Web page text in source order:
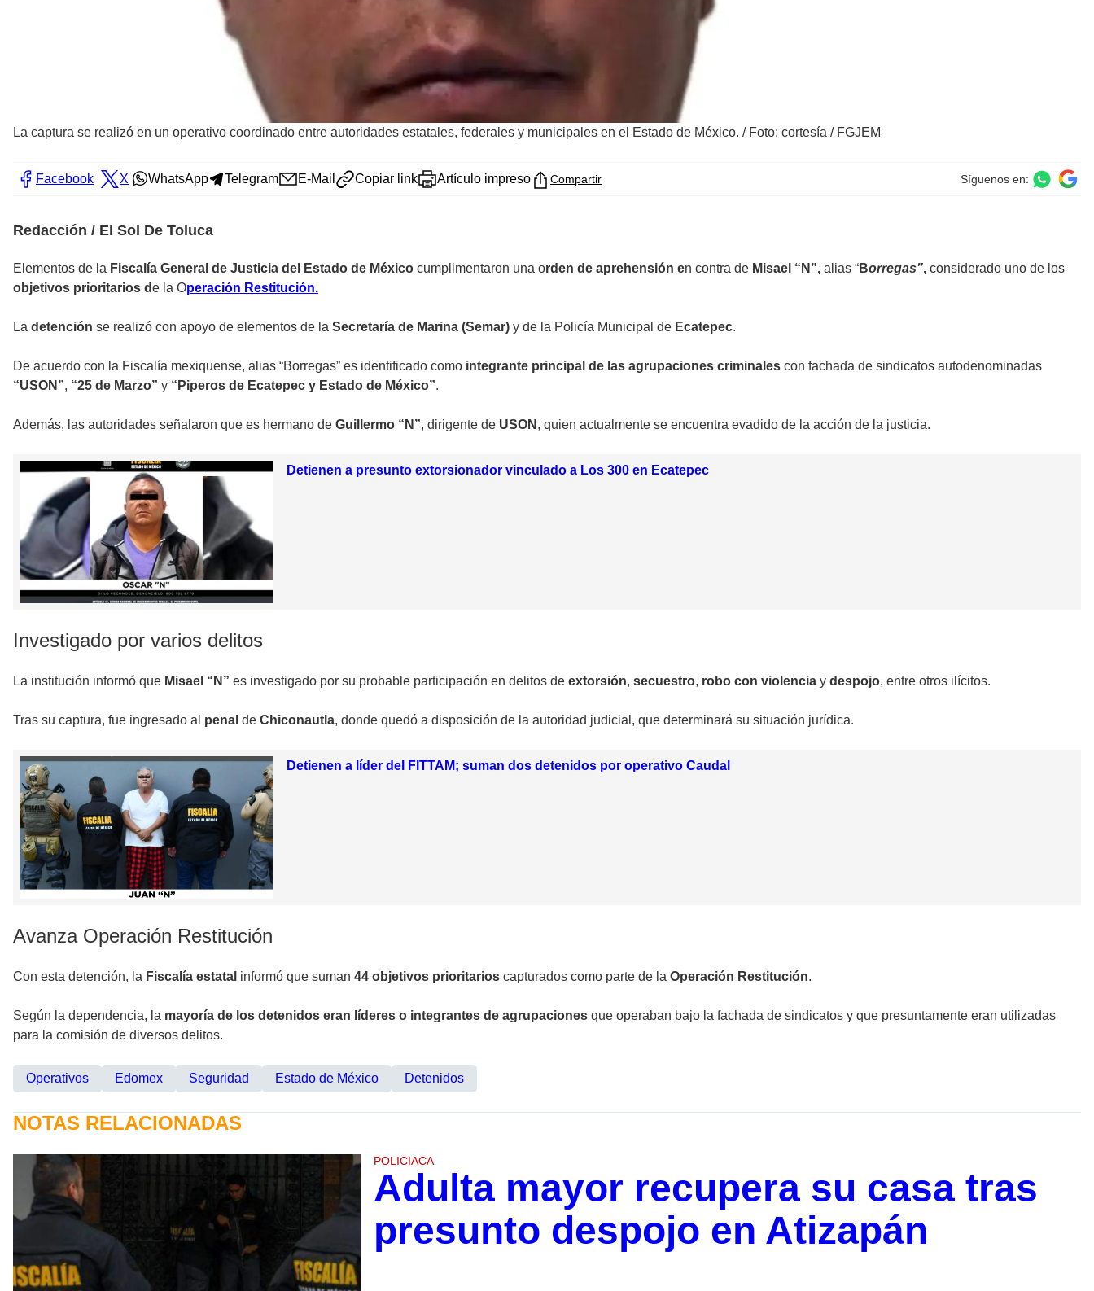
La captura se realizó en un operativo coordinado entre autoridades estatales, federales y municipales en el Estado de México. / Foto: cortesía / FGJEM
Facebook X WhatsApp Telegram E-Mail Copiar link Artículo impreso Compartir Síguenos en:
Redacción / El Sol De Toluca
Elementos de la Fiscalía General de Justicia del Estado de México cumplimentaron una orden de aprehensión en contra de Misael “N”, alias “Borregas”, considerado uno de los
objetivos prioritarios de la Operación Restitución.
La detención se realizó con apoyo de elementos de la Secretaría de Marina (Semar) y de la Policía Municipal de Ecatepec.
De acuerdo con la Fiscalía mexiquense, alias “Borregas” es identificado como integrante principal de las agrupaciones criminales con fachada de sindicatos autodenominadas
“USON”, “25 de Marzo” y “Piperos de Ecatepec y Estado de México”.
Además, las autoridades señalaron que es hermano de Guillermo “N”, dirigente de USON , quien actualmente se encuentra evadido de la acción de la justicia.
Detienen a presunto extorsionador vinculado a Los 300 en Ecatepec
Investigado por varios delitos
La institución informó que Misael “N” es investigado por su probable participación en delitos de extorsión, secuestro, robo con violencia y despojo, entre otros ilícitos.
Tras su captura, fue ingresado al penal de Chiconautla, donde quedó a disposición de la autoridad judicial, que determinará su situación jurídica.
Detienen a líder del FITTAM; suman dos detenidos por operativo Caudal
Avanza Operación Restitución
Con esta detención, la Fiscalía estatal informó que suman 44 objetivos prioritarios capturados como parte de la Operación Restitución.
Según la dependencia, la mayoría de los detenidos eran líderes o integrantes de agrupaciones que operaban bajo la fachada de sindicatos y que presuntamente eran utilizadas
para la comisión de diversos delitos.
Operativos Edomex Seguridad Estado de México Detenidos
NOTAS RELACIONADAS
POLICIACA
Adulta mayor recupera su casa tras
presunto despojo en Atizapán